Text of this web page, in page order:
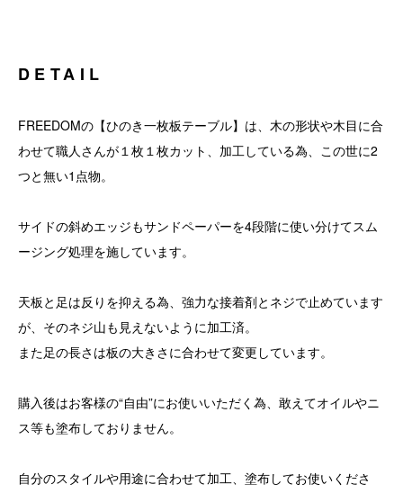
DETAIL
FREEDOMの【ひのき一枚板テーブル】は、木の形状や木目に合
わせて職人さんが１枚１枚カット、加工している為、この世に2
つと無い1点物。
サイドの斜めエッジもサンドペーパーを4段階に使い分けてスム
ージング処理を施しています。
天板と足は反りを抑える為、強力な接着剤とネジで止めています
が、そのネジ山も見えないように加工済。
また足の長さは板の大きさに合わせて変更しています。
購入後はお客様の“自由”にお使いいただく為、敢えてオイルやニ
ス等も塗布しておりません。
自分のスタイルや用途に合わせて加工、塗布してお使いくださ